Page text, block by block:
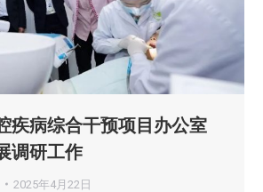
疾病综合干预项目办公室
调研工作
2025年4月22日